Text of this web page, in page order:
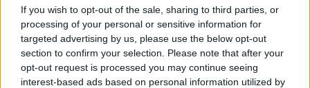
If you wish to opt-out of the sale, sharing to third parties, or
processing of your personal or sensitive information for
targeted advertising by us, please use the below opt-out
section to confirm your selection. Please note that after your
opt-out request is processed you may continue seeing
interest-based ads based on personal information utilized by